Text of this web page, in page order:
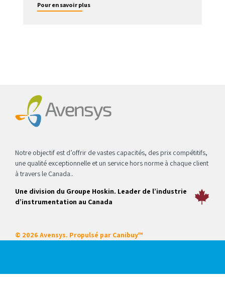
Pour en savoir plus
Notre objectif est d’offrir de vastes capacités, des prix compétitifs,
une qualité exceptionnelle et un service hors norme à chaque client
à travers le Canada..
Une division du Groupe Hoskin. Leader de l’industrie
d’instrumentation au Canada
© 2026 Avensys. Propulsé par Canibuy™